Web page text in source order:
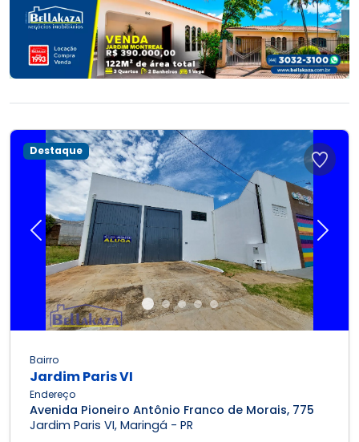
Previous Next
Destaque
Bairro
Jardim Paris VI
Endereço
Avenida Pioneiro Antônio Franco de Morais, 775
Jardim Paris VI, Maringá - PR